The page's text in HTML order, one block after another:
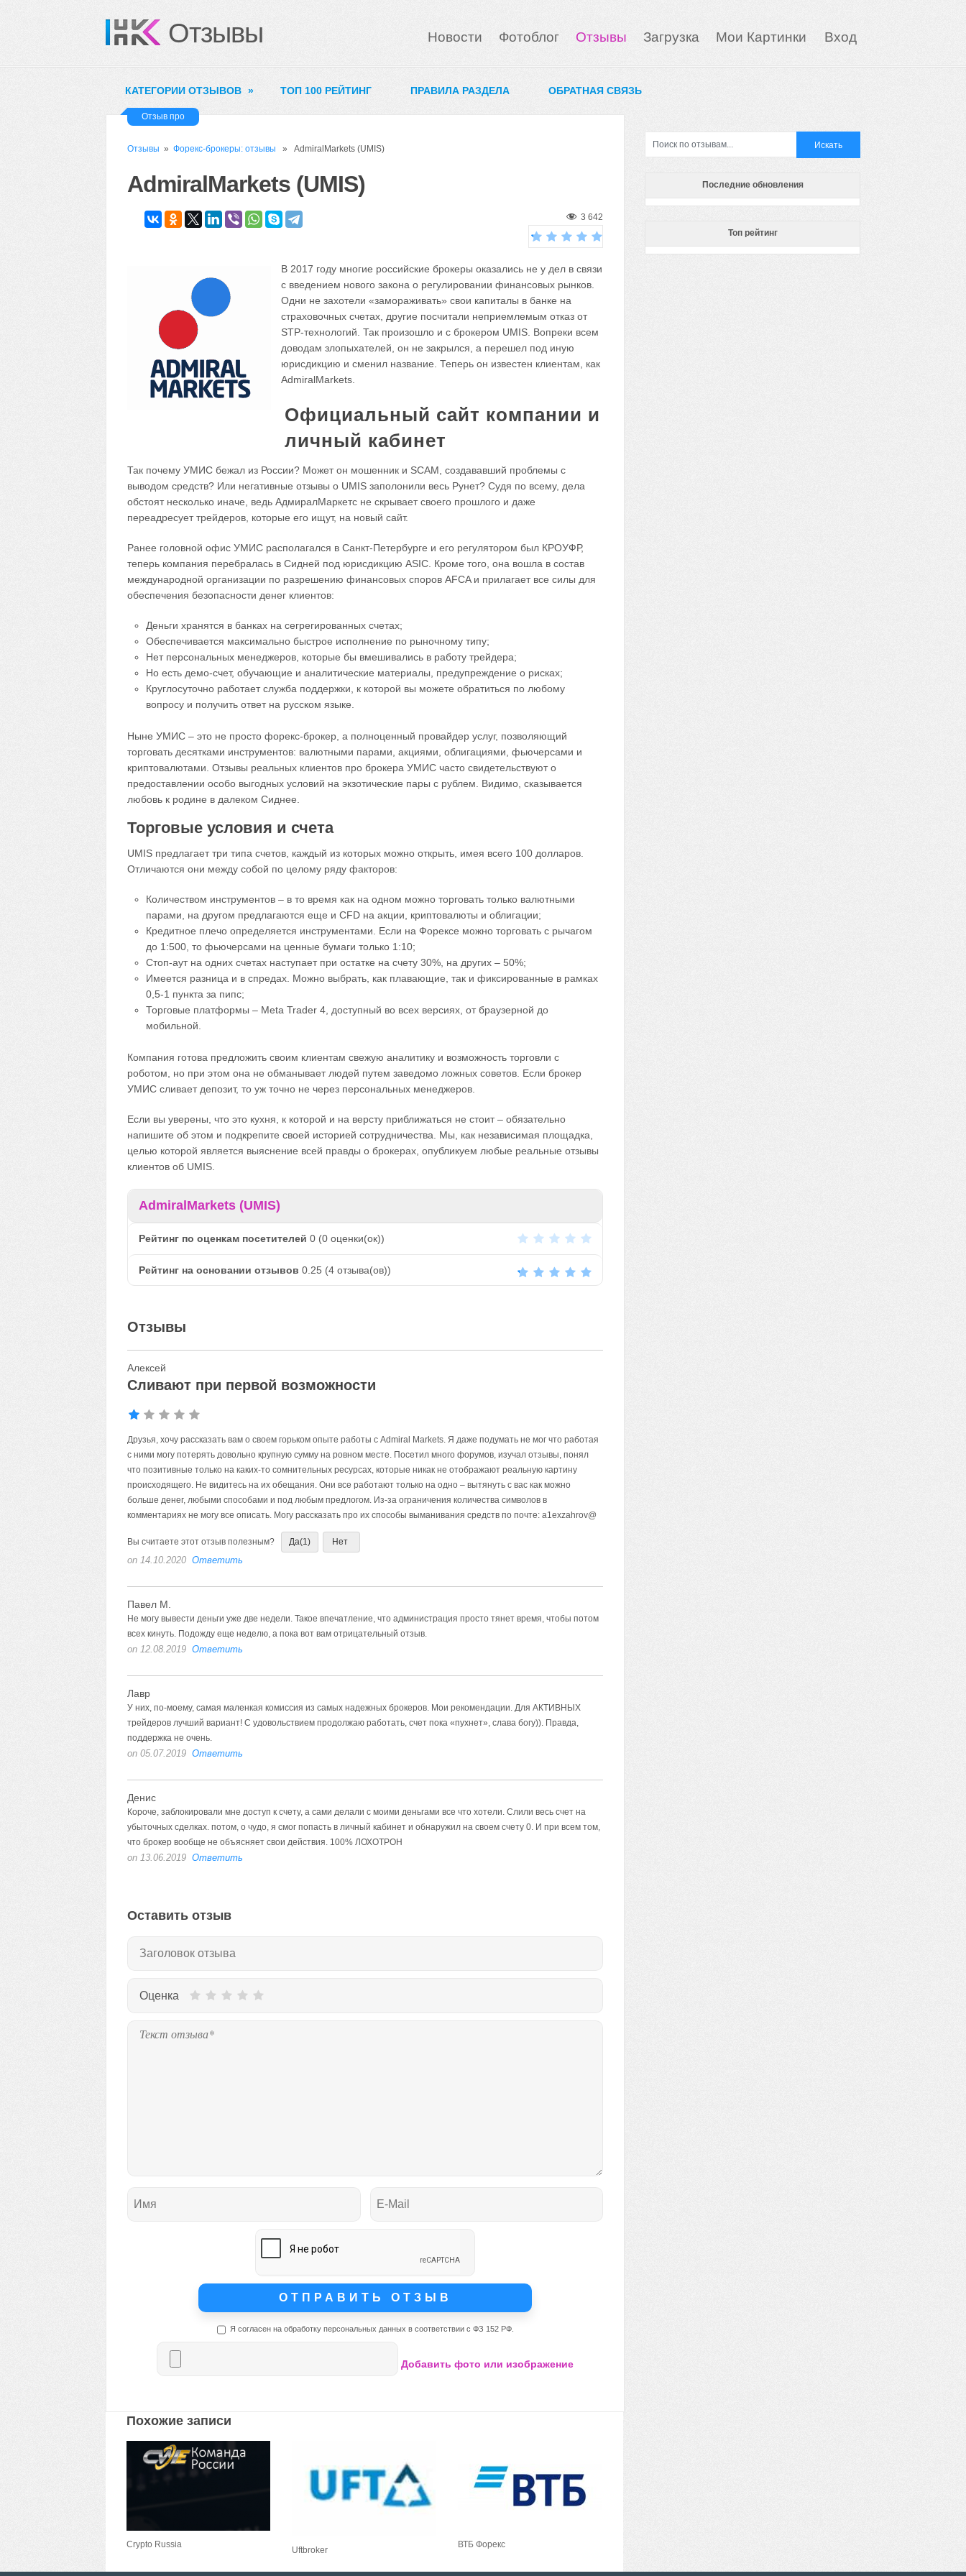
Отзывы Новости Фотоблог Отзывы Загрузка Мои Картинки Вход
КАТЕГОРИИ ОТЗЫВОВ » ТОП 100 РЕЙТИНГ ПРАВИЛА РАЗДЕЛА ОБРАТНАЯ СВЯЗЬ
Отзыв про
Отзывы » Форекс-брокеры: отзывы » AdmiralMarkets (UMIS)
AdmiralMarkets (UMIS)
3 642
В 2017 году многие российские брокеры оказались не у дел в связи
с введением нового закона о регулировании финансовых рынков.
Одни не захотели «замораживать» свои капиталы в банке на
страховочных счетах, другие посчитали неприемлемым отказ от
STP-технологий. Так произошло и с брокером UMIS. Вопреки всем
доводам злопыхателей, он не закрылся, а перешел под иную
юрисдикцию и сменил название. Теперь он известен клиентам, как
AdmiralMarkets.
Официальный сайт компании и
личный кабинет
Так почему УМИС бежал из России? Может он мошенник и SCAM, создававший проблемы с
выводом средств? Или негативные отзывы о UMIS заполонили весь Рунет? Судя по всему, дела
обстоят несколько иначе, ведь АдмиралМаркетс не скрывает своего прошлого и даже
переадресует трейдеров, которые его ищут, на новый сайт.
Ранее головной офис УМИС располагался в Санкт-Петербурге и его регулятором был КРОУФР,
теперь компания перебралась в Сидней под юрисдикцию ASIC. Кроме того, она вошла в состав
международной организации по разрешению финансовых споров AFCA и прилагает все силы для
обеспечения безопасности денег клиентов:
Деньги хранятся в банках на сегрегированных счетах;
Обеспечивается максимально быстрое исполнение по рыночному типу;
Нет персональных менеджеров, которые бы вмешивались в работу трейдера;
Но есть демо-счет, обучающие и аналитические материалы, предупреждение о рисках;
Круглосуточно работает служба поддержки, к которой вы можете обратиться по любому
вопросу и получить ответ на русском языке.
Ныне УМИС – это не просто форекс-брокер, а полноценный провайдер услуг, позволяющий
торговать десятками инструментов: валютными парами, акциями, облигациями, фьючерсами и
криптовалютами. Отзывы реальных клиентов про брокера УМИС часто свидетельствуют о
предоставлении особо выгодных условий на экзотические пары с рублем. Видимо, сказывается
любовь к родине в далеком Сиднее.
Торговые условия и счета
UMIS предлагает три типа счетов, каждый из которых можно открыть, имея всего 100 долларов.
Отличаются они между собой по целому ряду факторов:
Количеством инструментов – в то время как на одном можно торговать только валютными
парами, на другом предлагаются еще и CFD на акции, криптовалюты и облигации;
Кредитное плечо определяется инструментами. Если на Форексе можно торговать с рычагом
до 1:500, то фьючерсами на ценные бумаги только 1:10;
Стоп-аут на одних счетах наступает при остатке на счету 30%, на других – 50%;
Имеется разница и в спредах. Можно выбрать, как плавающие, так и фиксированные в рамках
0,5-1 пункта за пипс;
Торговые платформы – Meta Trader 4, доступный во всех версиях, от браузерной до
мобильной.
Компания готова предложить своим клиентам свежую аналитику и возможность торговли с
роботом, но при этом она не обманывает людей путем заведомо ложных советов. Если брокер
УМИС сливает депозит, то уж точно не через персональных менеджеров.
Если вы уверены, что это кухня, к которой и на версту приближаться не стоит – обязательно
напишите об этом и подкрепите своей историей сотрудничества. Мы, как независимая площадка,
целью которой является выяснение всей правды о брокерах, опубликуем любые реальные отзывы
клиентов об UMIS.
AdmiralMarkets (UMIS)
Рейтинг по оценкам посетителей 0 (0оценки(ок))
Рейтинг на основании отзывов 0.25 (4отзыва(ов))
Отзывы
Алексей
Сливают при первой возможности
Друзья, хочу рассказать вам о своем горьком опыте работы с Admiral Markets. Я даже подумать не мог что работая
с ними могу потерять довольно крупную сумму на ровном месте. Посетил много форумов, изучал отзывы, понял
что позитивные только на каких-то сомнительных ресурсах, которые никак не отображают реальную картину
происходящего. Не видитесь на их обещания. Они все работают только на одно – вытянуть с вас как можно
больше денег, любыми способами и под любым предлогом. Из-за ограничения количества символов в
комментариях не могу все описать. Могу рассказать про их способы выманивания средств по почте: a1exzahrov@
Вы считаете этот отзыв полезным? Да(1) Нет
on 14.10.2020 Ответить
Павел М.
Не могу вывести деньги уже две недели. Такое впечатление, что администрация просто тянет время, чтобы потом
всех кинуть. Подожду еще неделю, а пока вот вам отрицательный отзыв.
on 12.08.2019 Ответить
Лавр
У них, по-моему, самая маленкая комиссия из самых надежных брокеров. Мои рекомендации. Для АКТИВНЫХ
трейдеров лучший вариант! С удовольствием продолжаю работать, счет пока «пухнет», слава богу)). Правда,
поддержка не очень.
on 05.07.2019 Ответить
Денис
Короче, заблокировали мне доступ к счету, а сами делали с моими деньгами все что хотели. Слили весь счет на
убыточных сделках. потом, о чудо, я смог попасть в личный кабинет и обнаружил на своем счету 0. И при всем том,
что брокер вообще не объясняет свои действия. 100% ЛОХОТРОН
on 13.06.2019 Ответить
Оставить отзыв
Оценка
Я согласен на обработку персональных данных в соответствии с ФЗ 152 РФ.
Добавить фото или изображение
Похожие записи
Crypto Russia
Uftbroker
ВТБ Форекс
Последние обновления
Топ рейтинг